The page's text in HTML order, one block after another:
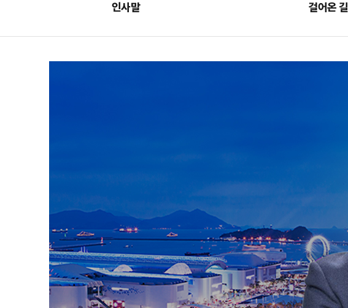
인사말 걸어온 길